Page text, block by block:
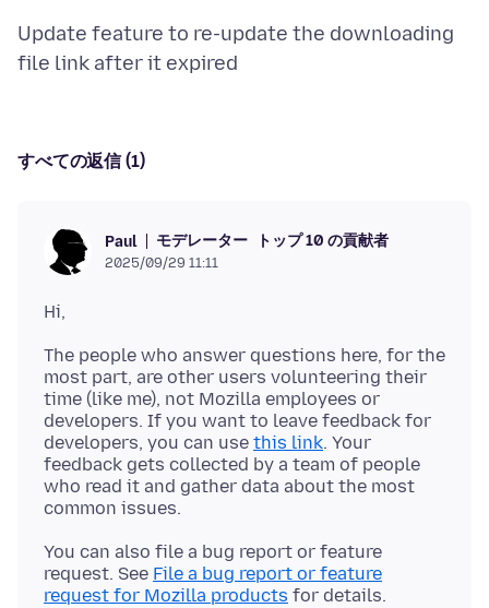
Update feature to re-update the downloading
すべての返信 (1)
Paul モデレーター トップ 10 の貢献者
2025/09/29 11:11
The people who answer questions here, for the
most part, are other users volunteering their
time (like me), not Mozilla employees or
developers. If you want to leave feedback for
developers, you can use this link. Your
feedback gets collected by a team of people
who read it and gather data about the most
You can also file a bug report or feature
request. See File a bug report or feature
request for Mozilla products